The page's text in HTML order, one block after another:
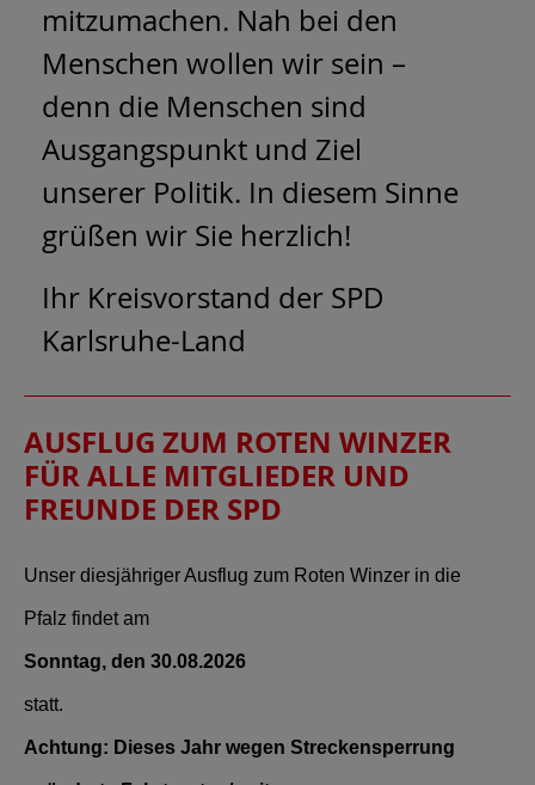
mitzumachen. Nah bei den
Menschen wollen wir sein –
denn die Menschen sind
Ausgangspunkt und Ziel
unserer Politik. In diesem Sinne
grüßen wir Sie herzlich!
Ihr Kreisvorstand der SPD
Karlsruhe-Land
AUSFLUG ZUM ROTEN WINZER
FÜR ALLE MITGLIEDER UND
FREUNDE DER SPD
Unser diesjähriger Ausflug zum Roten Winzer in die
Pfalz findet am
Sonntag, den 30.08.2026
statt.
Achtung: Dieses Jahr wegen Streckensperrung